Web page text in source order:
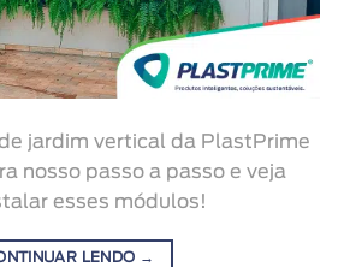
jardim vertical da PlastPrime
nosso passo a passo e veja
esses módulos!
LENDO →